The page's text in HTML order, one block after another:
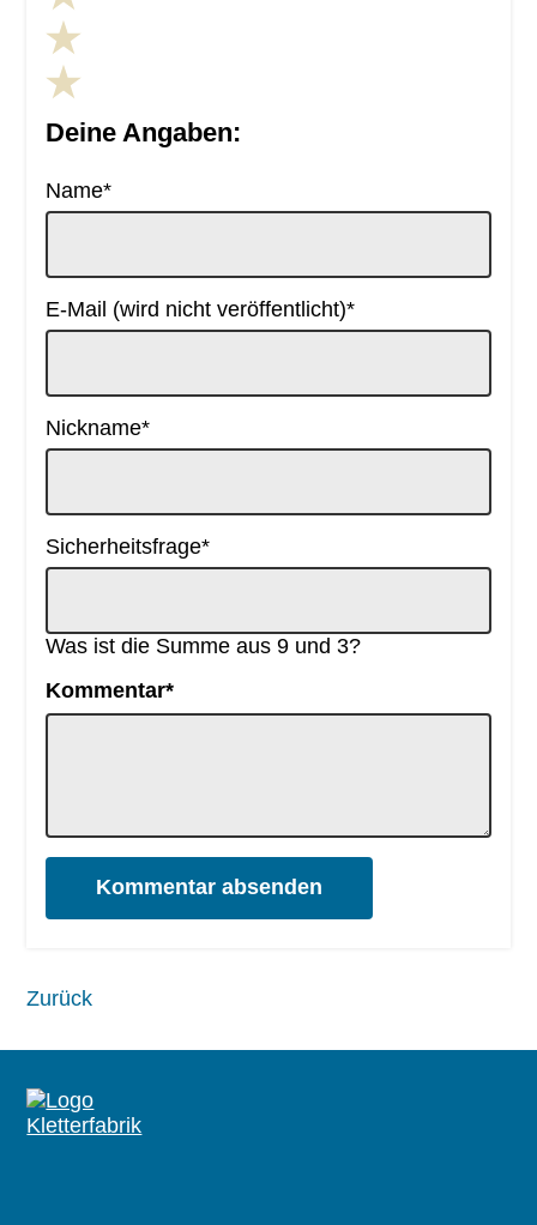
Deine Angaben:
Pflichtfeld
Name*
Pflichtfeld
E-Mail (wird nicht veröffentlicht)*
Pflichtfeld
Nickname*
Pflichtfeld
Sicherheitsfrage*
Was ist die Summe aus 9 und 3?
Pflichtfeld
Kommentar*
Kommentar absenden
Zurück